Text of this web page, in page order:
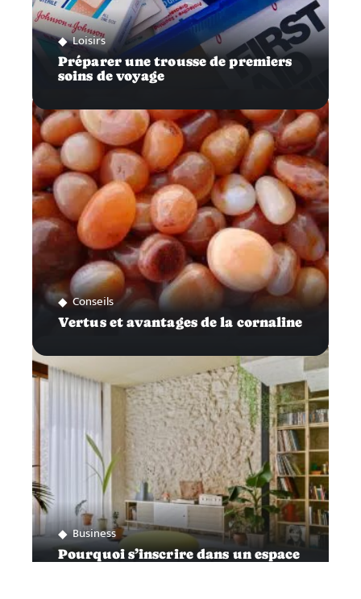
Loisirs
Préparer une trousse de premiers
soins de voyage
Conseils
Vertus et avantages de la cornaline
Business
Pourquoi s’inscrire dans un espace